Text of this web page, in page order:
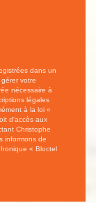
dans un
votre
nécessaire à
légales
à la loi «
d'accès aux
Christophe
informons de
« Bloctel